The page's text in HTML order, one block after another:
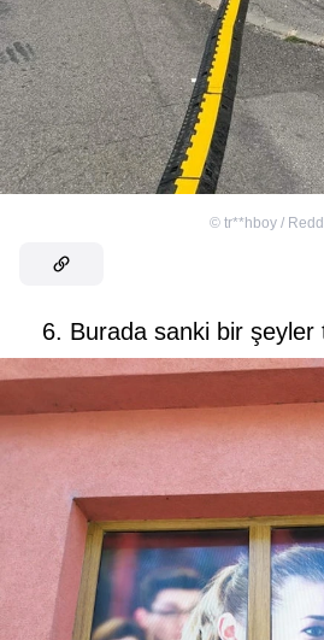
© tr**hboy /
6. Burada sanki bir şeyler